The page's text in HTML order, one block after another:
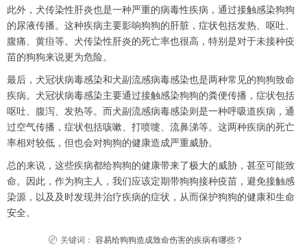
此外，犬传染性肝炎也是一种严重的病毒性疾病，通过接触感染狗狗
的尿液传播。这种疾病主要影响狗狗的肝脏，症状包括发热、呕吐、
腹痛、黄疸等。犬传染性肝炎的死亡率也很高，特别是对于未接种疫
苗的狗狗来说更为危险。
最后，犬冠状病毒感染和犬副流感病毒感染也是两种常见的狗狗致命
疾病。犬冠状病毒感染主要通过接触感染狗狗的粪便传播，症状包括
呕吐、腹泻、发热等。而犬副流感病毒感染则是一种呼吸道疾病，通
过空气传播，症状包括咳嗽、打喷嚏、流鼻涕等。这两种疾病的死亡
率相对较低，但也会对狗狗的健康造成严重威胁。
总的来说，这些疾病都给狗狗的健康带来了极大的威胁，甚至可能致
命。因此，作为狗主人，我们应该定期带狗狗接种疫苗，避免接触感
染源，以及及时发现并治疗疾病的症状，从而保护狗狗的健康和生命
安全。
关键词： 容易给狗狗造成致命伤害的疾病有哪些？